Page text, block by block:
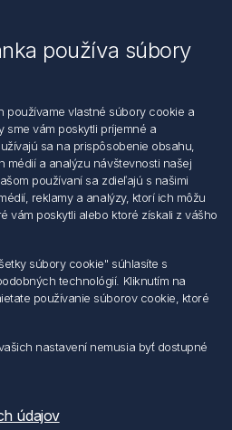
podmienky
používa súbory
používame vlastné súbory cookie a
sme vám poskytli príjemné a
sa na prispôsobenie obsahu,
médií a analýzu návštevnosti našej
používaní sa zdieľajú s našimi
reklamy a analýzy, ktorí ich môžu
vám poskytli alebo ktoré získali z vášho
súbory cookie" súhlasíte s
technológií. Kliknutím na
používanie súborov cookie, ktoré
nastavení nemusia byť dostupné
údajov